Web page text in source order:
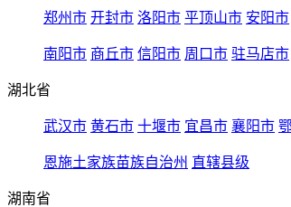
郑州市 开封市 洛阳市 平顶山市 安阳市
南阳市 商丘市 信阳市 周口市 驻马店市
湖北省
武汉市 黄石市 十堰市 宜昌市 襄阳市
恩施土家族苗族自治州 直辖县级
湖南省